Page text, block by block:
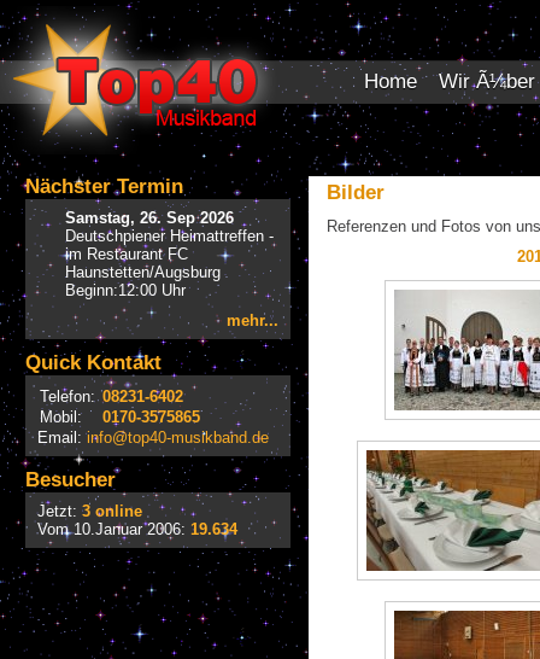
Home Wir Ã¼ber
Nächster Termin
Samstag, 26. Sep 2026
Deutschpiener Heimattreffen -
im Restaurant FC
Haunstetten/Augsburg
Beginn:12:00 Uhr
mehr...
Quick Kontakt
Telefon: 08231-6402
Mobil:
0170-3575865
Email:info@top40-musikband.de
Besucher
Jetzt: 3 online
Vom 10.Januar 2006: 19.634
Bilder
Referenzen und Fotos von